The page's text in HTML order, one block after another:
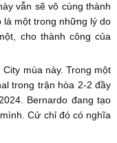
vẫn sẽ vô cùng thành
là một trong những lý do
cho thành công của
mùa này. Trong một
trong trận hòa 2-2 đầy
Bernardo đang tạo
Cử chỉ đó có nghĩa